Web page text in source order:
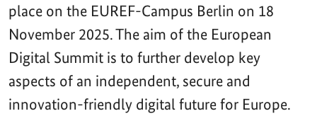
place on the EUREF-Campus Berlin on 18
November 2025. The aim of the European
Digital Summit is to further develop key
aspects of an independent, secure and
innovation-friendly digital future for Europe.